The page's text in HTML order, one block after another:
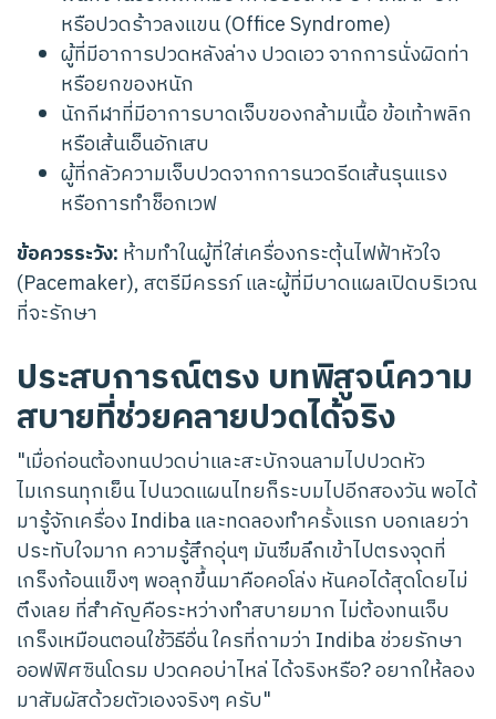
หรือปวดร้าวลงแขน (Office Syndrome)
ผู้ที่มีอาการปวดหลังล่าง ปวดเอว จากการนั่งผิดท่า
หรือยกของหนัก
นักกีฬาที่มีอาการบาดเจ็บของกล้ามเนื้อ ข้อเท้าพลิก
หรือเส้นเอ็นอักเสบ
ผู้ที่กลัวความเจ็บปวดจากการนวดรีดเส้นรุนแรง
หรือการทำช็อกเวฟ
ข้อควรระวัง: ห้ามทำในผู้ที่ใส่เครื่องกระตุ้นไฟฟ้าหัวใจ
(Pacemaker), สตรีมีครรภ์ และผู้ที่มีบาดแผลเปิดบริเวณ
ที่จะรักษา
ประสบการณ์ตรง บทพิสูจน์ความ
สบายที่ช่วยคลายปวดได้จริง
"เมื่อก่อนต้องทนปวดบ่าและสะบักจนลามไปปวดหัว
ไมเกรนทุกเย็น ไปนวดแผนไทยก็ระบมไปอีกสองวัน พอได้
มารู้จักเครื่อง Indiba และทดลองทำครั้งแรก บอกเลยว่า
ประทับใจมาก ความรู้สึกอุ่นๆ มันซึมลึกเข้าไปตรงจุดที่
เกร็งก้อนแข็งๆ พอลุกขึ้นมาคือคอโล่ง หันคอได้สุดโดยไม่
ตึงเลย ที่สำคัญคือระหว่างทำสบายมาก ไม่ต้องทนเจ็บ
เกร็งเหมือนตอนใช้วิธีอื่น ใครที่ถามว่า Indiba ช่วยรักษา
ออฟฟิศซินโดรม ปวดคอบ่าไหล่ ได้จริงหรือ? อยากให้ลอง
มาสัมผัสด้วยตัวเองจริงๆ ครับ"